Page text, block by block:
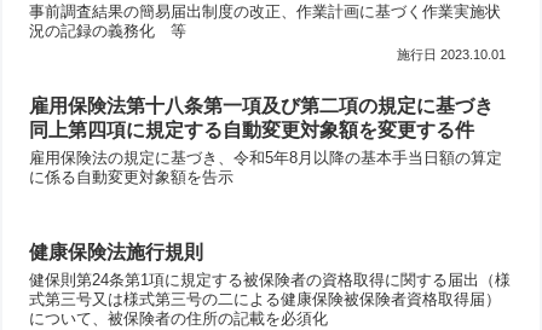
事前調査結果の簡易届出制度の改正、作業計画に基づく作業実施状
況の記録の義務化 等
2023.10.01
雇用保険法第十八条第一項及び第二項の規定に基づき
同上第四項に規定する自動変更対象額を変更する件
雇用保険法の規定に基づき、令和5年8月以降の基本手当日額の算定
に係る自動変更対象額を告示
健康保険法施行規則
健保則第24条第1項に規定する被保険者の資格取得に関する届出（様
式第三号又は様式第三号の二による健康保険被保険者資格取得届）
について、被保険者の住所の記載を必須化